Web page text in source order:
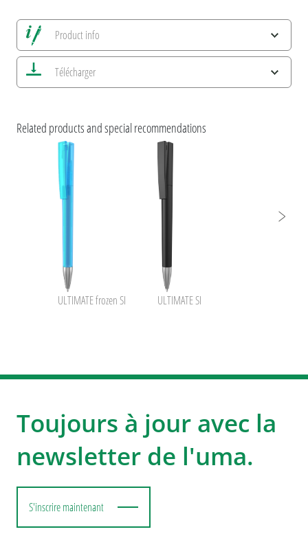
Product info
Alle Ansichten speichern
Enregistrer image actuelle
Informations d'impression
Télécharger
Related products and special recommendations
ULTIMATE frozen SI ULTIMATE SI
Toujours à jour avec la
newsletter de l'uma.
S'inscrire maintenant